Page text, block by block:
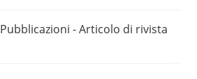
Pubblicazioni - Articolo di rivista